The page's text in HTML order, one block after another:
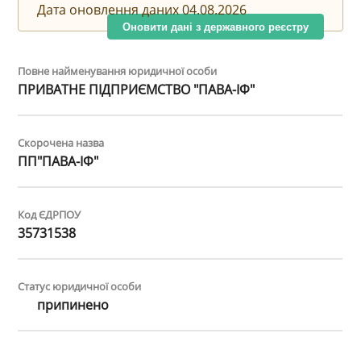
Дата оновлення даних 04.08.2026
Оновити дані з державного реєстру
Повне найменування юридичної особи
ПРИВАТНЕ ПІДПРИЄМСТВО "ПАВА-ІФ"
Скорочена назва
ПП"ПАВА-ІФ"
Код ЄДРПОУ
35731538
Статус юридичної особи
припинено